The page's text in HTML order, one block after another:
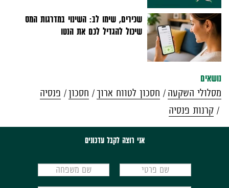
שכירים, שימו לב: השינוי במדרגות המס
שיכול להגדיל לכם את הנטו
נושאים
מסלולי השקעה
חסכון לטווח ארוך חסכון
פנסיה
קרנות פנסיה
אני רוצה לקבל עדכונים